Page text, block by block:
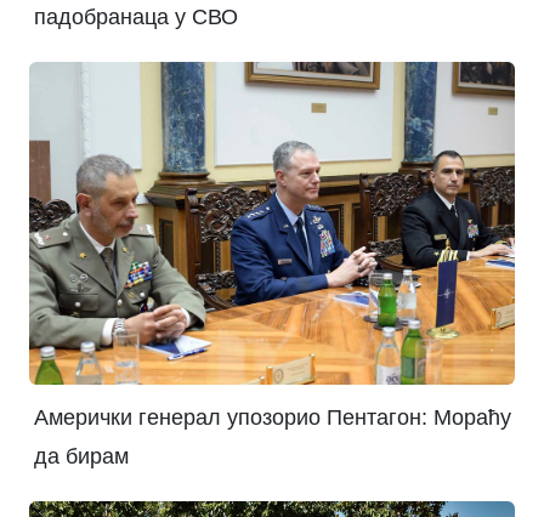
падобранаца у СВО
Амерички генерал упозорио Пентагон: Мораћу
да бирам